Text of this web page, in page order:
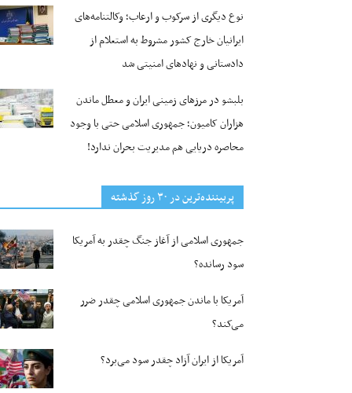
نوع دیگری از سرکوب و ارعاب؛ وکالتنامه‌های
ایرانیان خارج کشور مشروط به استعلام از
دادستانی و نهادهای امنیتی شد
بلبشو در مرزهای زمینی ایران و معطل ماندن
هزاران کامیون؛ جمهوری اسلامی حتی با وجود
محاصره دریایی هم مدیریت بحران ندارد!
پربیننده‌ترین‌ در ۳۰ روز گذشته
جمهوری اسلامی از آغاز جنگ چقدر به آمریکا
سود رسانده؟
آمریکا با ماندن جمهوری اسلامی چقدر ضرر
می‌کند؟
آمریکا از ایران آزاد چقدر سود می‌برد؟